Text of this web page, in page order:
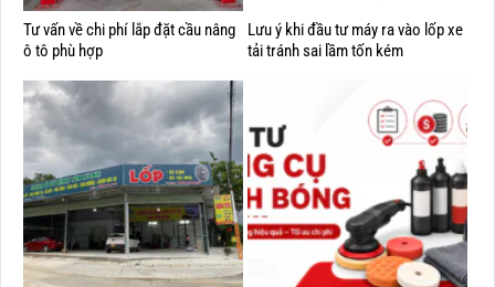
Tư vấn về chi phí lắp đặt cầu nâng
ô tô phù hợp
Lưu ý khi đầu tư máy ra vào lốp xe
tải tránh sai lầm tốn kém